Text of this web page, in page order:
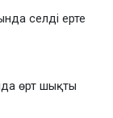
селді ерте
өрт шықты